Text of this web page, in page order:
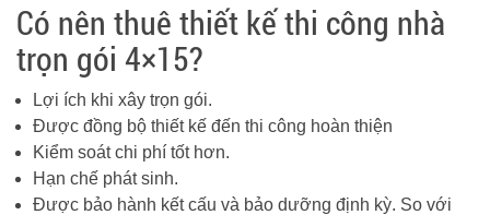
Có nên thuê thiết kế thi công nhà
trọn gói 4×15?
Lợi ích khi xây trọn gói.
Được đồng bộ thiết kế đến thi công hoàn thiện
Kiểm soát chi phí tốt hơn.
Hạn chế phát sinh.
Được bảo hành kết cấu và bảo dưỡng định kỳ. So với